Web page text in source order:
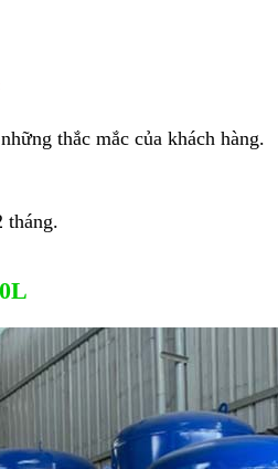
thắc mắc của khách hàng.
tháng.